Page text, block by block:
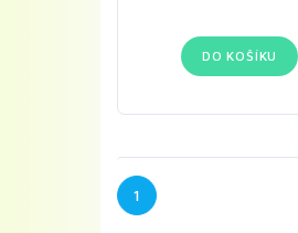
DO KOŠÍKU
1